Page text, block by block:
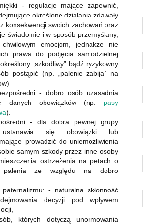
- regulacje mające zapewnić,
określone działania zdawały
konsekwencji swoich zachowań oraz
świadomie i w sposób przemyślany,
emocjom, jednakże nie
prawa do podjęcia samodzielnej
„szkodliwy” bądź ryzykowny
postąpić (np. „palenie zabija” na
- dobro osób uzasadnia
danych obowiązków (np. pasy
).
- dla dobra pewnej grupy
ustanawia się obowiązki lub
prowadzić do uniemożliwienia
samym szkody przez inne osoby
ostrzeżenia na petach o
palenia ze względu na dobro
paternalizmu: - naturalna skłonność
decyzji pod wpływem
których dotyczą unormowania